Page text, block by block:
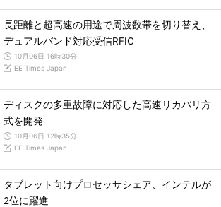
長距離と超高速の用途で周波数帯を切り替え、
デュアルバンド対応受信RFIC
10月06日 16時30分
EE Times Japan
ディスクの多重故障に対応した高速リカバリ方
式を開発
10月06日 12時35分
EE Times Japan
タブレット向けプロセッサシェア、インテルが
2位に躍進